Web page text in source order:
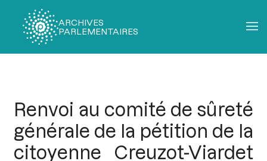
ARCHIVES
PARLEMENTAIRES
Renvoi au comité de sûreté
générale de la pétition de la
citoyenne Creuzot-Viardet